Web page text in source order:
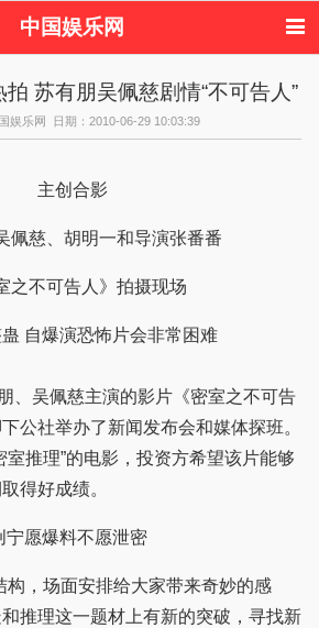
中国娱乐网
娱乐 韩国娱乐
欧美娱乐
新闻 影视新闻
内地明星八卦
拍 苏有朋吴佩慈剧情“不可告人”
娱乐网 日期：2010-06-29 10:03:39
主创合影
佩慈、胡明一和导演张番番
之不可告人》拍摄现场
自爆演恐怖片会非常困难
、吴佩慈主演的影片《密室之不可告
公社举办了新闻发布会和媒体探班。
室推理”的电影，投资方希望该片能够
得好成绩。
宁愿爆料不愿泄密
，场面安排给大家带来奇妙的感
推理这一题材上有新的突破，寻找新